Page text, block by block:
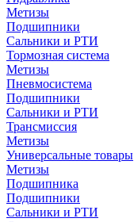
Метизы
Подшипники
Сальники и РТИ
Тормозная система
Метизы
Пневмосистема
Подшипники
Сальники и РТИ
Трансмиссия
Метизы
Универсальные товары
Метизы
Подшипника
Подшипники
Сальники и РТИ